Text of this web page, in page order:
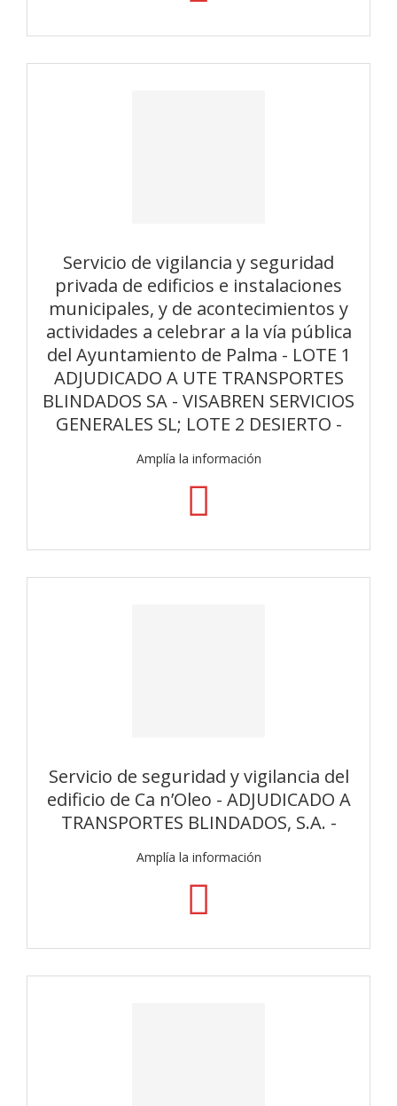
Servicio de vigilancia y seguridad
privada de edificios e instalaciones
municipales, y de acontecimientos y
actividades a celebrar a la vía pública
del Ayuntamiento de Palma - LOTE 1
ADJUDICADO A UTE TRANSPORTES
BLINDADOS SA - VISABREN SERVICIOS
GENERALES SL; LOTE 2 DESIERTO -
Amplía la información
Servicio de seguridad y vigilancia del
edificio de Ca n’Oleo - ADJUDICADO A
TRANSPORTES BLINDADOS, S.A. -
Amplía la información